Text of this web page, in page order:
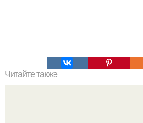
Читайте также